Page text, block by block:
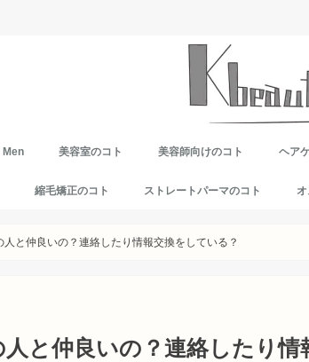
Men 美容室のコト 美容師向けのコト ヘア
縮毛矯正のコト ストレートパーマのコト
と仲良いの？連絡したり情報交換をしている？
と仲良いの？連絡したり情